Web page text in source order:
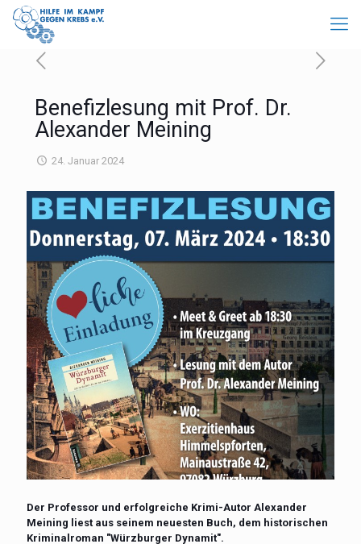
Benefizlesung mit Prof. Dr.
Alexander Meining
24. Januar 2024
Der Professor und erfolgreiche Krimi-Autor Alexander
Meining liest aus seinem neuesten Buch, dem historischen
Kriminalroman "Würzburger Dynamit".